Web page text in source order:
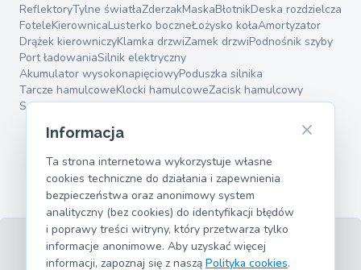
ReflektoryTylne światłaZderzakMaskaBłotnikDeska rozdzielcza
FoteleKierownicaLusterko boczneŁożysko kołaAmortyzator
Drążek kierowniczyKlamka drzwiZamek drzwiPodnośnik szyby
Port ładowaniaSilnik elektryczny
Akumulator wysokonapięciowyPoduszka silnika
Tarcze hamulcoweKlocki hamulcoweZacisk hamulcowy
Sprężyny zawieszeniaWahacze
RegulaminPrywatnośćInformacje prawneCookies
Informacja
Ta strona internetowa wykorzystuje własne
cookies techniczne do działania i zapewnienia
bezpieczeństwa oraz anonimowy system
analityczny (bez cookies) do identyfikacji błędów
i poprawy treści witryny, który przetwarza tylko
informacje anonimowe. Aby uzyskać więcej
informacji, zapoznaj się z naszą Polityka cookies.